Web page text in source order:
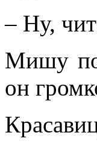
– Ну,
Мишу
он